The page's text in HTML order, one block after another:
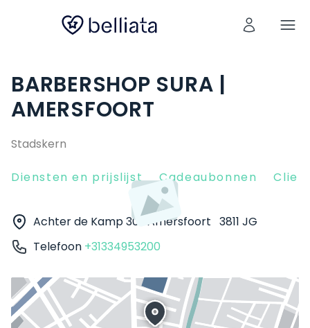
BARBERSHOP SURA |
AMERSFOORT
Stadskern
Diensten en prijslijst Cadeaubonnen
Achter de Kamp 30 Amersfoort 3811 JG
Telefoon +31334953200